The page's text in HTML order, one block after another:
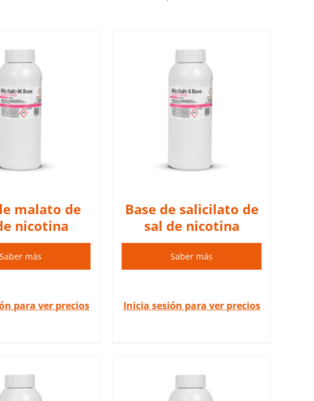
malato de
nicotina
Saber más
para ver precios
Bases son bases
sal de nicotina de
calidad dedicadas a
Base de salicilato de
sal de nicotina
Saber más
Inicia sesión para ver precios